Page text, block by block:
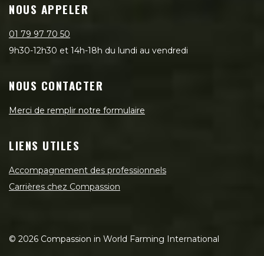
NOUS APPELER
01 79 97 70 50
9h30-12h30 et 14h-18h du lundi au vendredi
NOUS CONTACTER
Merci de remplir notre formulaire
LIENS UTILES
Accompagnement des professionnels
Carrières chez Compassion
© 2026 Compassion in World Farming International